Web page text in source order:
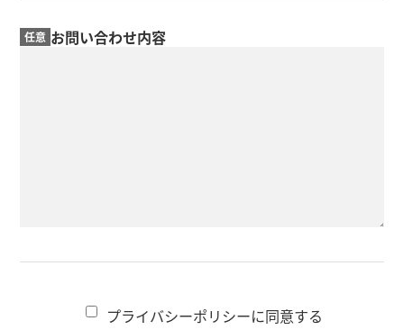
任意 お問い合わせ内容
プライバシーポリシーに同意する